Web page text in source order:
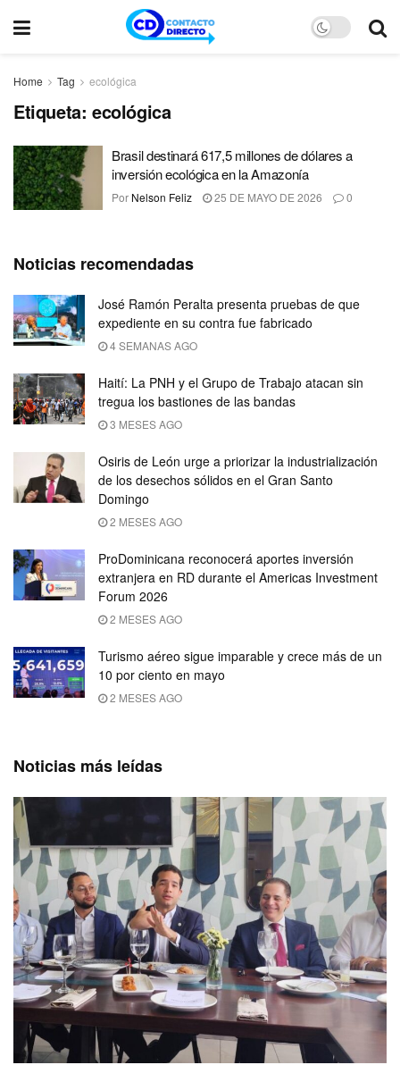
Home Tag ecológica
Etiqueta: ecológica
Brasil destinará 617,5 millones de dólares a
inversión ecológica en la Amazonía
Por Nelson Feliz 25 DE MAYO DE 2026 0
Noticias recomendadas
José Ramón Peralta presenta pruebas de que
expediente en su contra fue fabricado
4 SEMANAS AGO
Haití: La PNH y el Grupo de Trabajo atacan sin
tregua los bastiones de las bandas
3 MESES AGO
Osiris de León urge a priorizar la industrialización
de los desechos sólidos en el Gran Santo
Domingo
2 MESES AGO
ProDominicana reconocerá aportes inversión
extranjera en RD durante el Americas Investment
Forum 2026
2 MESES AGO
Turismo aéreo sigue imparable y crece más de un
10 por ciento en mayo
2 MESES AGO
Noticias más leídas